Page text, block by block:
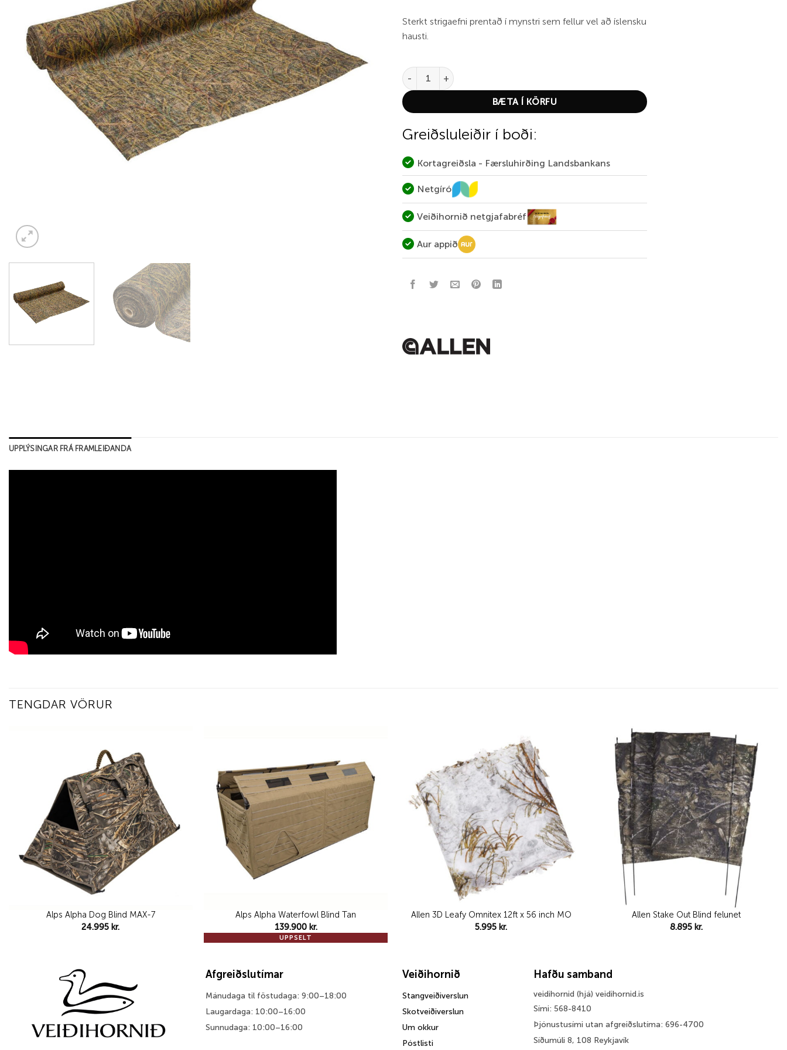
Sterkt strigaefni prentað í mynstri sem fellur vel að íslensku
hausti.
Allen Burlap Shadowgrass quantity
BÆTA Í KÖRFU
Greiðsluleiðir í boði:
Kortagreiðsla - Færsluhirðing Landsbankans
Netgíró
Veiðihornið netgjafabréf
Aur appið
UPPLÝSINGAR FRÁ FRAMLEIÐANDA
TENGDAR VÖRUR
Alps Alpha Dog Blind MAX-7
24.995kr.
wishlist
UPPSELT
Alps Alpha Waterfowl Blind Tan
139.900 kr.
Allen 3D Leafy Omnitex 12ft x 56 inch MO
5.995kr.
Add to
wishlist
Allen Stake Out Blind felunet
8.895kr.
Afgreiðslutímar
Mánudaga til föstudaga: 9:00–18:00
Laugardaga: 10:00–16:00
Sunnudaga: 10:00–16:00
Veiðihornið
Stangveiðiverslun
Skotveiðiverslun
Um okkur
Póstlisti
Hafðu samband
veidihornid (hjá) veidihornid.is
Sími: 568-8410
Þjónustusími utan afgreiðslutíma: 696-4700
Síðumúli 8, 108 Reykjavík